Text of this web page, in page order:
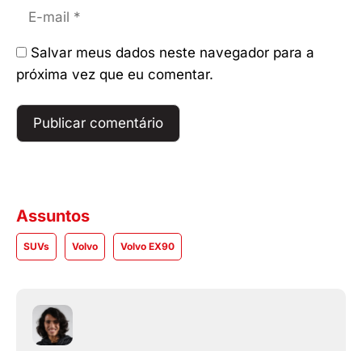
E-
mail
Salvar meus dados neste navegador para a
próxima vez que eu comentar.
Assuntos
SUVs Volvo Volvo EX90